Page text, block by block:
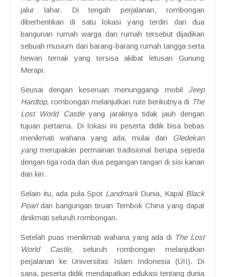
jalur lahar. Di tengah perjalanan, rombongan
diberhentikan di satu lokasi yang terdiri dari dua
bangunan rumah warga dan rumah tersebut dijadikan
sebuah musium dari barang-barang rumah tangga serta
hewan ternak yang tersisa akibat letusan Gunung
Merapi.
Seusai dengan keseruan menunggangi mobil Jeep
Hardtop, rombongan melanjutkan rute berikutnya di The
Lost World Castleyang jaraknya tidak jauh dengan
tujuan pertama. Di lokasi ini peserta didik bisa bebas
menikmati wahana yang ada, mulai dari
Gledekan
yangmerupakan permainan tradisional berupa sepeda
dengan tiga roda dan dua pegangan tangan di sisi kanan
dan kiri.
Selain itu, ada pula Spot Landmark Dunia, Kapal Black
Pearl dan bangungan tiruan Tembok China yang dapat
dinikmati seluruh rombongan.
Setelah puas menikmati wahana yang ada di The Lost
World Castle, seluruh rombongan melanjutkan
perjalanan ke Universitas Islam Indonesia (UII). Di
sana, peserta didik mendapatkan edukasi tentang dunia